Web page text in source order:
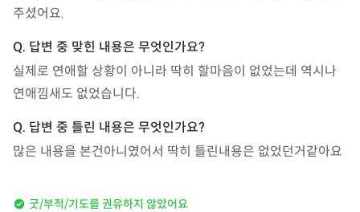
주셨어요.
실제로 연애할 상황이 아니라 딱히 할마음이 없었는데 역시나
연애낌새도 없었습니다.
많은 내용을 본건아니였어서 딱히 틀린내용은 없었던거같아요
굿/부적/기도를 권유하지 않았어요